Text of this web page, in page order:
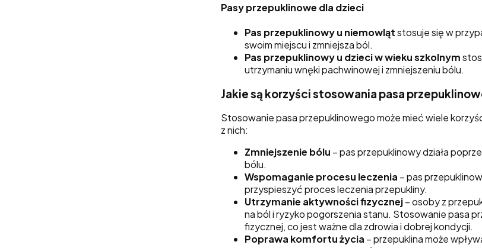
Pasy przepuklinowe dla dzieci
Pas przepuklinowy u niemowlątstosuje się w
swoim miejscu i zmniejsza ból.
Pas przepuklinowy u dzieci w wieku szkolnym
utrzymaniu wnęki pachwinowej i zmniejszeniu bólu.
Jakie są korzyści stosowania pasa
Stosowanie pasa przepuklinowego może mieć wiele
z nich:
Zmniejszenie bólu – pas przepuklinowy działa
bólu.
Wspomaganie procesu leczenia – pas
przyspieszyć proces leczenia przepukliny.
Utrzymanie aktywności fizycznej– osoby z
na ból i ryzyko pogorszenia stanu. Stosowanie pasa
fizycznej, co jest ważne dla zdrowia i dobrej kondycji.
Poprawa komfortu życia – przepuklina może